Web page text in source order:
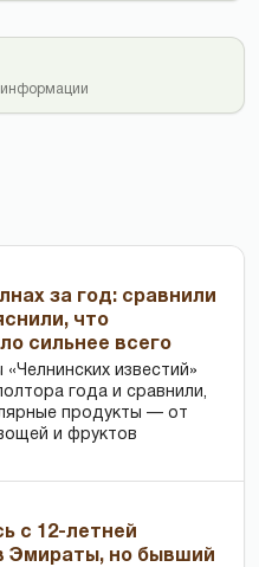
информации
за год: сравнили
что
сильнее всего
известий»
года и сравнили,
продукты — от
и фруктов
с 12-летней
Эмираты, но бывший